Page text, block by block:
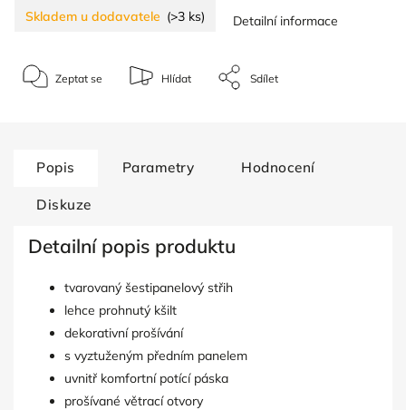
Skladem u dodavatele (>3 ks) Detailní informace
Zeptat se Hlídat Sdílet
Popis Parametry Hodnocení
Diskuze
Detailní popis produktu
tvarovaný šestipanelový střih
lehce prohnutý kšilt
dekorativní prošívání
s vyztuženým předním panelem
uvnitř komfortní potící páska
prošívané větrací otvory